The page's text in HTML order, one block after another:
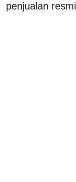
penjualan